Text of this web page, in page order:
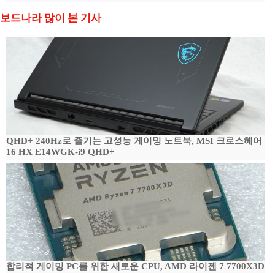
보드나라 많이 본 기사
QHD+ 240Hz로 즐기는 고성능 게이밍 노트북, MSI 크로스헤어
16 HX E14WGK-i9 QHD+
합리적 게이밍 PC를 위한 새로운 CPU, AMD 라이젠 7 7700X3D